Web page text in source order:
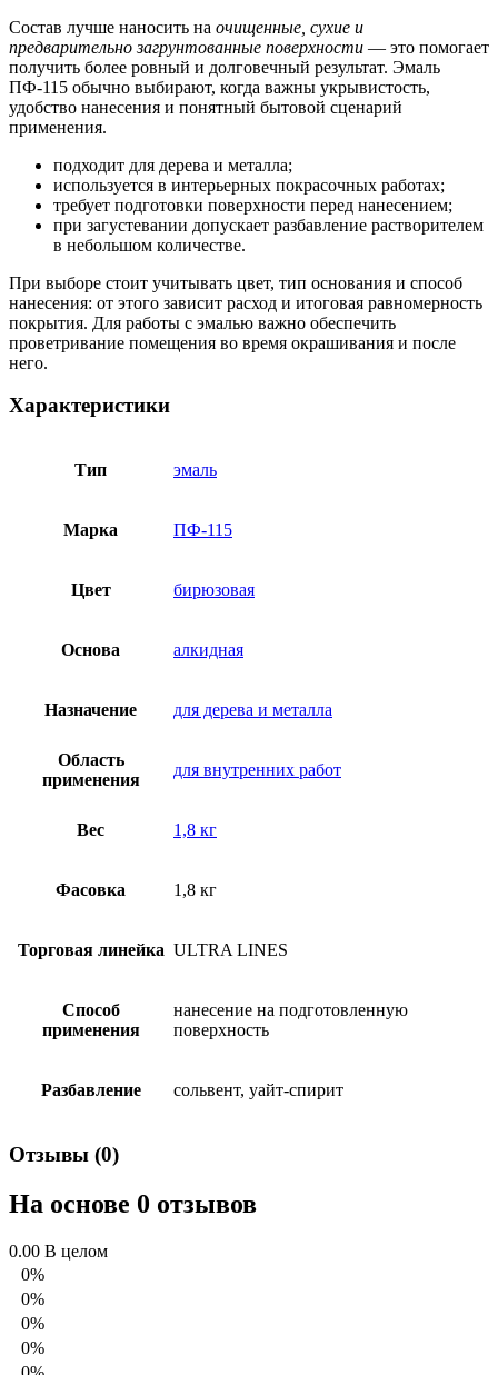
Состав лучше наносить на очищенные, сухие и
предварительно загрунтованные поверхности — это помогает
получить более ровный и долговечный результат. Эмаль
ПФ-115 обычно выбирают, когда важны укрывистость,
удобство нанесения и понятный бытовой сценарий
применения.
подходит для дерева и металла;
используется в интерьерных покрасочных работах;
требует подготовки поверхности перед нанесением;
при загустевании допускает разбавление растворителем
в небольшом количестве.
При выборе стоит учитывать цвет, тип основания и способ
нанесения: от этого зависит расход и итоговая равномерность
покрытия. Для работы с эмалью важно обеспечить
проветривание помещения во время окрашивания и после
него.
Характеристики
Тип эмаль
Марка ПФ-115
Цвет бирюзовая
Основа алкидная
Назначение для дерева и металла
Область
применения
для внутренних работ
Вес 1,8 кг
Фасовка 1,8 кг
Торговая линейка ULTRA LINES
Способ
применения
нанесение на подготовленную
поверхность
Разбавление сольвент, уайт-спирит
Отзывы (0)
На основе 0 отзывов
0.00 В целом
0%
0%
0%
0%